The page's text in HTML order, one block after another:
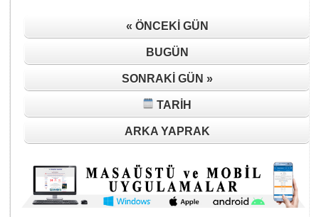
« ÖNCEKI GÜN
BUGÜN
SONRAKI GÜN »
TARIH
ARKA YAPRAK